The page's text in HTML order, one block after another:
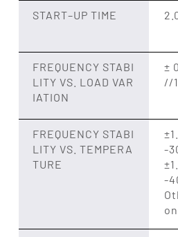
START–UP TIME
FREQUENCY STABI
LITY VS. LOAD VAR
IATION
±
//
FREQUENCY STABI
LITY VS. TEMPERA
TURE
-
-